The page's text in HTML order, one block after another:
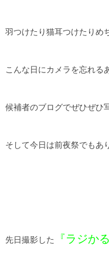
羽つけたり猫耳つけたりめ
こんな日にカメラを忘れる
候補者のブログでぜひぜひ
そして今日は前夜祭でもあ
先日撮影した 『ラジか